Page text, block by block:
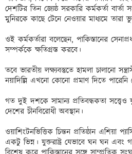
দেশটির তিন জ্যেষ্ঠ সরকারি কর্মকর্তা বার্তা
মুনিরকে কাছে টেনে নেওয়ার মাধ্যমে তারা
ওই কর্মকর্তারা বলেছেন, পাকিস্তানের
সম্পর্ককে ক্ষতিগ্রস্ত করবে।
তবে ভারতীয় লক্ষ্যবস্তুতে হামলা চালানো
নয়াদিল্লি এখনো কোনো প্রমাণ দিতে
গত দুই দশকে সামান্য প্রতিবন্ধকতা
দেশের চীনবিরোধী অবস্থান।
ওয়াশিংটনভিত্তিক চিন্তন প্রতিষ্ঠান এশিয়া
একটু ভিন্ন। যুক্তরাষ্ট্র যেভাবে ঘন ঘন এবং